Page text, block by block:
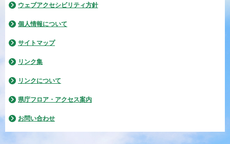
ウェブアクセシビリティ方針
個人情報について
サイトマップ
リンク集
リンクについて
県庁フロア・アクセス案内
お問い合わせ